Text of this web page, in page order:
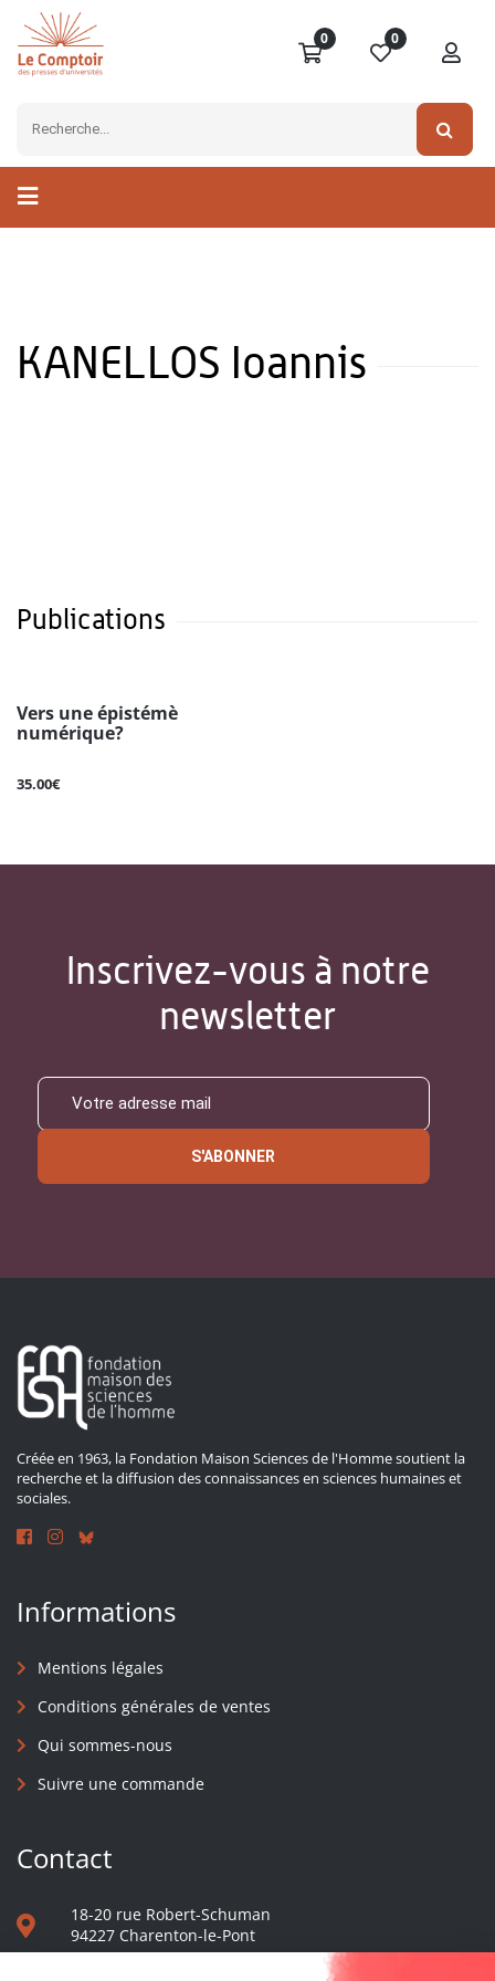
0 0
KANELLOS Ioannis
Publications
Vers une épistémè
numérique?
35.00€
Inscrivez-vous à notre
newsletter
S'ABONNER
Créée en 1963, la Fondation Maison Sciences de l'Homme soutient la
recherche et la diffusion des connaissances en sciences humaines et
sociales.
Informations
Mentions légales
Conditions générales de ventes
Qui sommes-nous
Suivre une commande
Contact
18-20 rue Robert-Schuman
94227 Charenton-le-Pont